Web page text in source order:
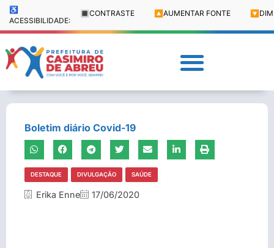
♿
ACESSIBILIDADE:
🔳 CONTRASTE 🔼 AUMENTAR FONTE 🔽
Boletim diário Covid-19
DESTAQUE DIVULGAÇÃO SAÚDE
Erika Enne 17/06/2020